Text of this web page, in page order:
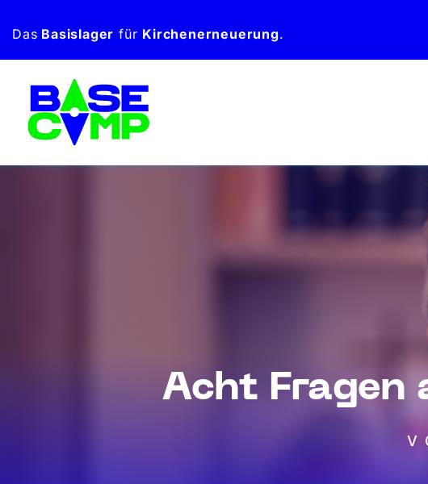
Inhalt
springen
Das Basislager für Kirchen­erneuerung.
Acht Fragen